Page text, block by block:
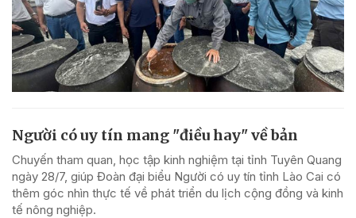
Người có uy tín mang "điều hay" về bản
Chuyến tham quan, học tập kinh nghiệm tại tỉnh Tuyên Quang
ngày 28/7, giúp Đoàn đại biểu Người có uy tín tỉnh Lào Cai có
thêm góc nhìn thực tế về phát triển du lịch cộng đồng và kinh
tế nông nghiệp.